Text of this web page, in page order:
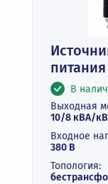
питания
В
Выходная
10/8 кВА/
Входное
380 В
Топология: